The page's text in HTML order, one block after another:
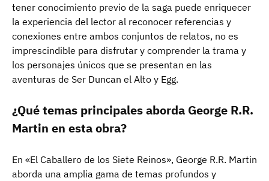
tener conocimiento previo de la saga puede enriquecer
la experiencia del lector al reconocer referencias y
conexiones entre ambos conjuntos de relatos, no es
imprescindible para disfrutar y comprender la trama y
los personajes únicos que se presentan en las
aventuras de Ser Duncan el Alto y Egg.
¿Qué temas principales aborda George R.R.
Martin en esta obra?
En «El Caballero de los Siete Reinos», George R.R. Martin
aborda una amplia gama de temas profundos y